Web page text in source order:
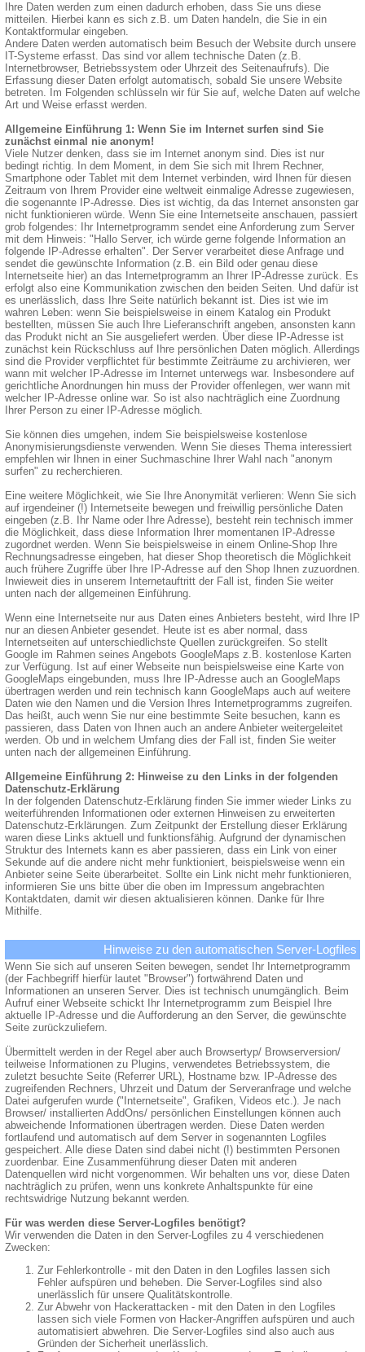
Ihre Daten werden zum einen dadurch erhoben, dass Sie uns diese
mitteilen. Hierbei kann es sich z.B. um Daten handeln, die Sie in ein
Kontaktformular eingeben.
Andere Daten werden automatisch beim Besuch der Website durch unsere
IT-Systeme erfasst. Das sind vor allem technische Daten (z.B.
Internetbrowser, Betriebssystem oder Uhrzeit des Seitenaufrufs). Die
Erfassung dieser Daten erfolgt automatisch, sobald Sie unsere Website
betreten. Im Folgenden schlüsseln wir für Sie auf, welche Daten auf welche
Art und Weise erfasst werden.
Allgemeine Einführung 1: Wenn Sie im Internet surfen sind Sie
zunächst einmal nie anonym!
Viele Nutzer denken, dass sie im Internet anonym sind. Dies ist nur
bedingt richtig. In dem Moment, in dem Sie sich mit Ihrem Rechner,
Smartphone oder Tablet mit dem Internet verbinden, wird Ihnen für diesen
Zeitraum von Ihrem Provider eine weltweit einmalige Adresse zugewiesen,
die sogenannte IP-Adresse. Dies ist wichtig, da das Internet ansonsten gar
nicht funktionieren würde. Wenn Sie eine Internetseite anschauen, passiert
grob folgendes: Ihr Internetprogramm sendet eine Anforderung zum Server
mit dem Hinweis: "Hallo Server, ich würde gerne folgende Information an
folgende IP-Adresse erhalten". Der Server verarbeitet diese Anfrage und
sendet die gewünschte Information (z.B. ein Bild oder genau diese
Internetseite hier) an das Internetprogramm an Ihrer IP-Adresse zurück. Es
erfolgt also eine Kommunikation zwischen den beiden Seiten. Und dafür ist
es unerlässlich, dass Ihre Seite natürlich bekannt ist. Dies ist wie im
wahren Leben: wenn Sie beispielsweise in einem Katalog ein Produkt
bestellten, müssen Sie auch Ihre Lieferanschrift angeben, ansonsten kann
das Produkt nicht an Sie ausgeliefert werden. Über diese IP-Adresse ist
zunächst kein Rückschluss auf Ihre persönlichen Daten möglich. Allerdings
sind die Provider verpflichtet für bestimmte Zeiträume zu archivieren, wer
wann mit welcher IP-Adresse im Internet unterwegs war. Insbesondere auf
gerichtliche Anordnungen hin muss der Provider offenlegen, wer wann mit
welcher IP-Adresse online war. So ist also nachträglich eine Zuordnung
Ihrer Person zu einer IP-Adresse möglich.
Sie können dies umgehen, indem Sie beispielsweise kostenlose
Anonymisierungsdienste verwenden. Wenn Sie dieses Thema interessiert
empfehlen wir Ihnen in einer Suchmaschine Ihrer Wahl nach "anonym
surfen" zu recherchieren.
Eine weitere Möglichkeit, wie Sie Ihre Anonymität verlieren: Wenn Sie sich
auf irgendeiner (!) Internetseite bewegen und freiwillig persönliche Daten
eingeben (z.B. Ihr Name oder Ihre Adresse), besteht rein technisch immer
die Möglichkeit, dass diese Information Ihrer momentanen IP-Adresse
zugordnet werden. Wenn Sie beispielsweise in einem Online-Shop Ihre
Rechnungsadresse eingeben, hat dieser Shop theoretisch die Möglichkeit
auch frühere Zugriffe über Ihre IP-Adresse auf den Shop Ihnen zuzuordnen.
Inwieweit dies in unserem Internetauftritt der Fall ist, finden Sie weiter
unten nach der allgemeinen Einführung.
Wenn eine Internetseite nur aus Daten eines Anbieters besteht, wird Ihre IP
nur an diesen Anbieter gesendet. Heute ist es aber normal, dass
Internetseiten auf unterschiedlichste Quellen zurückgreifen. So stellt
Google im Rahmen seines Angebots GoogleMaps z.B. kostenlose Karten
zur Verfügung. Ist auf einer Webseite nun beispielsweise eine Karte von
GoogleMaps eingebunden, muss Ihre IP-Adresse auch an GoogleMaps
übertragen werden und rein technisch kann GoogleMaps auch auf weitere
Daten wie den Namen und die Version Ihres Internetprogramms zugreifen.
Das heißt, auch wenn Sie nur eine bestimmte Seite besuchen, kann es
passieren, dass Daten von Ihnen auch an andere Anbieter weitergeleitet
werden. Ob und in welchem Umfang dies der Fall ist, finden Sie weiter
unten nach der allgemeinen Einführung.
Allgemeine Einführung 2: Hinweise zu den Links in der folgenden
Datenschutz-Erklärung
In der folgenden Datenschutz-Erklärung finden Sie immer wieder Links zu
weiterführenden Informationen oder externen Hinweisen zu erweiterten
Datenschutz-Erklärungen. Zum Zeitpunkt der Erstellung dieser Erklärung
waren diese Links aktuell und funktionsfähig. Aufgrund der dynamischen
Struktur des Internets kann es aber passieren, dass ein Link von einer
Sekunde auf die andere nicht mehr funktioniert, beispielsweise wenn ein
Anbieter seine Seite überarbeitet. Sollte ein Link nicht mehr funktionieren,
informieren Sie uns bitte über die oben im Impressum angebrachten
Kontaktdaten, damit wir diesen aktualisieren können. Danke für Ihre
Mithilfe.
Hinweise zu den automatischen Server-Logfiles
Wenn Sie sich auf unseren Seiten bewegen, sendet Ihr Internetprogramm
(der Fachbegriff hierfür lautet "Browser") fortwährend Daten und
Informationen an unseren Server. Dies ist technisch unumgänglich. Beim
Aufruf einer Webseite schickt Ihr Internetprogramm zum Beispiel Ihre
aktuelle IP-Adresse und die Aufforderung an den Server, die gewünschte
Seite zurückzuliefern.
Übermittelt werden in der Regel aber auch Browsertyp/ Browserversion/
teilweise Informationen zu Plugins, verwendetes Betriebssystem, die
zuletzt besuchte Seite (Referrer URL), Hostname bzw. IP-Adresse des
zugreifenden Rechners, Uhrzeit und Datum der Serveranfrage und welche
Datei aufgerufen wurde ("Internetseite", Grafiken, Videos etc.). Je nach
Browser/ installierten AddOns/ persönlichen Einstellungen können auch
abweichende Informationen übertragen werden. Diese Daten werden
fortlaufend und automatisch auf dem Server in sogenannten Logfiles
gespeichert. Alle diese Daten sind dabei nicht (!) bestimmten Personen
zuordenbar. Eine Zusammenführung dieser Daten mit anderen
Datenquellen wird nicht vorgenommen. Wir behalten uns vor, diese Daten
nachträglich zu prüfen, wenn uns konkrete Anhaltspunkte für eine
rechtswidrige Nutzung bekannt werden.
Für was werden diese Server-Logfiles benötigt?
Wir verwenden die Daten in den Server-Logfiles zu 4 verschiedenen
Zwecken:
Zur Fehlerkontrolle - mit den Daten in den Logfiles lassen sich
Fehler aufspüren und beheben. Die Server-Logfiles sind also
unerlässlich für unsere Qualitätskontrolle.
Zur Abwehr von Hackerattacken - mit den Daten in den Logfiles
lassen sich viele Formen von Hacker-Angriffen aufspüren und auch
automatisiert abwehren. Die Server-Logfiles sind also auch aus
Gründen der Sicherheit unerlässlich.